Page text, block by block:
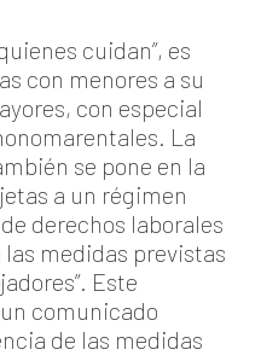
cuidan”, es
con menores a su
con especial
La
se pone en la
a un régimen
derechos laborales
las medidas previstas
Este
comunicado
de las medidas